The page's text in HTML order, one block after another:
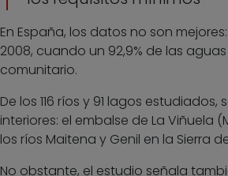
En España, los datos no son
2008, cuando un 92,9% de las
comunitario.
De los 116 ríos y 91 lagos
interiores: el embalse de La
los ríos Maitena y Genil en la Sierra
No obstante, el estudio señala